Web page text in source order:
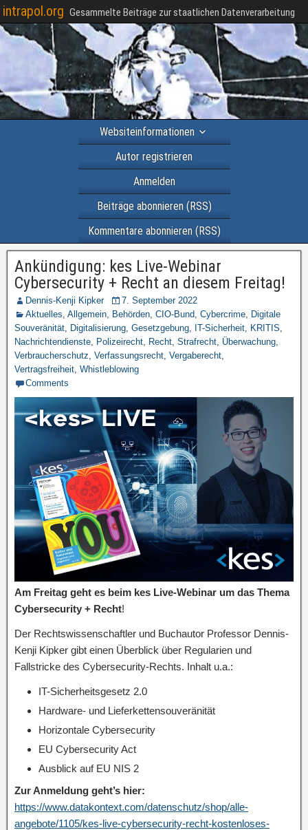
intrapol.org Gesammelte Beiträge zur staatlichen Datenverarbeitung
Websiteinformationen
Autor registrieren
Anmelden
Beiträge abonnieren (RSS)
Kommentare abonnieren (RSS)
Ankündigung: kes Live-Webinar
Cybersecurity + Recht an diesem Freitag!
Dennis-Kenji Kipker
7. September 2022
Aktuelles, Allgemein, Behörden, CIO-Bund, Cybercrime, Digitale
Souveränität, Digitalisierung, Gesetzgebung, IT-Sicherheit, KRITIS,
Nachrichtendienste, Polizeirecht, Recht, Strafrecht, Überwachung,
Verbraucherschutz, Verfassungsrecht, Vergaberecht,
Vertragsfreiheit, Whistleblowing
Comments
Am Freitag geht es beim kes Live-Webinar um das Thema
Cybersecurity + Recht!
Der Rechtswissenschaftler und Buchautor Professor Dennis-
Kenji Kipker gibt einen Überblick über Regularien und
Fallstricke des Cybersecurity-Rechts. Inhalt u.a.:
IT-Sicherheitsgesetz 2.0
Hardware- und Lieferkettensouveränität
Horizontale Cybersecurity
EU Cybersecurity Act
Ausblick auf EU NIS 2
Zur Anmeldung geht’s hier:
https://www.datakontext.com/datenschutz/shop/alle-
angebote/1105/kes-live-cybersecurity-recht-kostenloses-